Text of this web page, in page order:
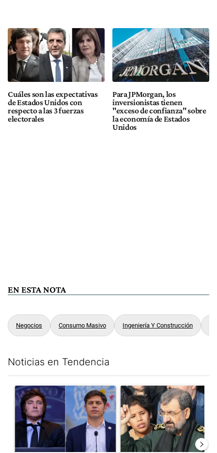
Cuáles son las expectativas
de Estados Unidos con
respecto a las 3 fuerzas
electorales
Para JPMorgan, los
inversionistas tienen
"exceso de confianza" sobre
la economía de Estados
Unidos
EN ESTA NOTA
Negocios Consumo Masivo Ingeniería Y Construcción
Noticias en Tendencia
Un artículo de tendencia con el título "Encuesta: Axel Kicillof y
Un artículo de tendencia con